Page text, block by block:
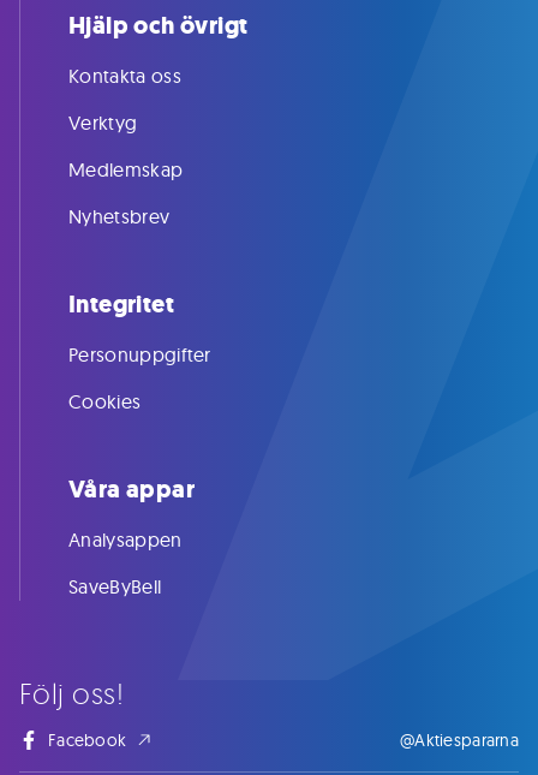
Följ oss!
Facebook @Aktiespararna
Hjälp och övrigt
Kontakta oss
Verktyg
Medlemskap
Nyhetsbrev
Integritet
Personuppgifter
Cookies
Våra appar
Analysappen
SaveByBell